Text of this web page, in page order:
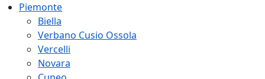
Piemonte
Biella
Verbano Cusio Ossola
Vercelli
Novara